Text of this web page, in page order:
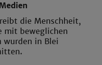
die Menschheit,
mit beweglichen
wurden in Blei